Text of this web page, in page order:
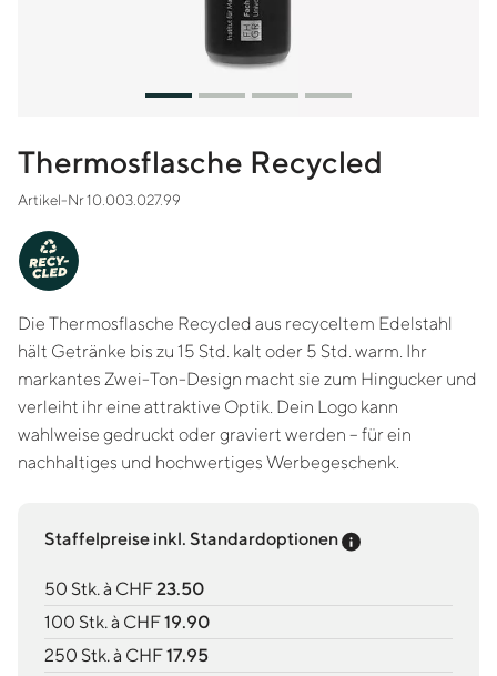
Thermosflasche Recycled
Artikel-Nr 10.003.027.99
RECY-
CLED
Die Thermosflasche Recycled aus recyceltem Edelstahl
hält Getränke bis zu 15 Std. kalt oder 5 Std. warm. Ihr
markantes Zwei-Ton-Design macht sie zum Hingucker und
verleiht ihr eine attraktive Optik. Dein Logo kann
wahlweise gedruckt oder graviert werden – für ein
nachhaltiges und hochwertiges Werbegeschenk.
Staffelpreise inkl. Standardoptionen Preis-Tooltip
50 Stk. à CHF23.50
100 Stk. à CHF19.90
250 Stk. à CHF17.95